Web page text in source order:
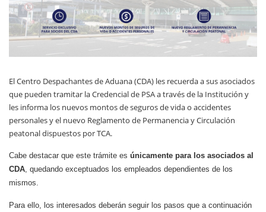
El Centro Despachantes de Aduana (CDA) les recuerda a sus asociados
que pueden tramitar la Credencial de PSA a través de la Institución y
les informa los nuevos montos de seguros de vida o accidentes
personales y el nuevo Reglamento de Permanencia y Circulación
peatonal dispuestos por TCA.
Cabe destacar que este trámite es únicamente para los asociados al
CDA, quedando exceptuados los empleados dependientes de los
mismos.
Para ello, los interesados deberán seguir los pasos que a continuación